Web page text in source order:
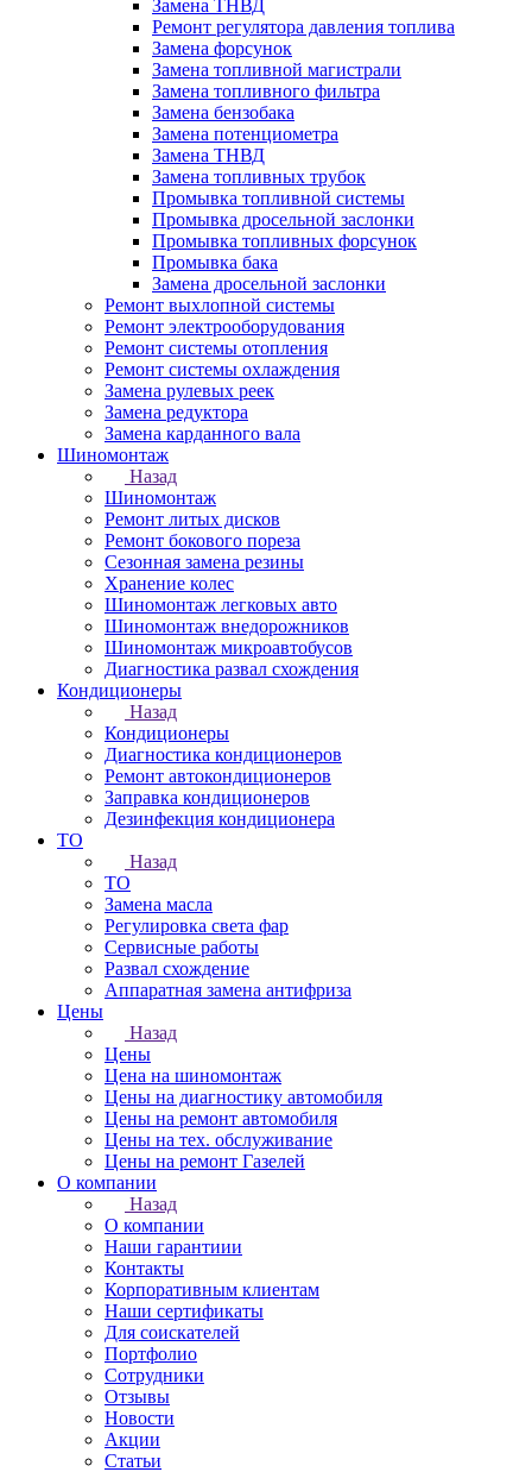
Замена ТНВД
Ремонт регулятора давления топлива
Замена форсунок
Замена топливной магистрали
Замена топливного фильтра
Замена бензобака
Замена потенциометра
Замена ТНВД
Замена топливных трубок
Промывка топливной системы
Промывка дросельной заслонки
Промывка топливных форсунок
Промывка бака
Замена дросельной заслонки
Ремонт выхлопной системы
Ремонт электрооборудования
Ремонт системы отопления
Ремонт системы охлаждения
Замена рулевых реек
Замена редуктора
Замена карданного вала
Шиномонтаж
Назад
Шиномонтаж
Ремонт литых дисков
Ремонт бокового пореза
Сезонная замена резины
Хранение колес
Шиномонтаж легковых авто
Шиномонтаж внедорожников
Шиномонтаж микроавтобусов
Диагностика развал схождения
Кондиционеры
Назад
Кондиционеры
Диагностика кондиционеров
Ремонт автокондиционеров
Заправка кондиционеров
Дезинфекция кондиционера
ТО
Назад
ТО
Замена масла
Регулировка света фар
Сервисные работы
Развал схождение
Аппаратная замена антифриза
Цены
Назад
Цены
Цена на шиномонтаж
Цены на диагностику автомобиля
Цены на ремонт автомобиля
Цены на тех. обслуживание
Цены на ремонт Газелей
О компании
Назад
О компании
Наши гарантиии
Контакты
Корпоративным клиентам
Наши сертификаты
Для соискателей
Портфолио
Сотрудники
Отзывы
Новости
Акции
Статьи